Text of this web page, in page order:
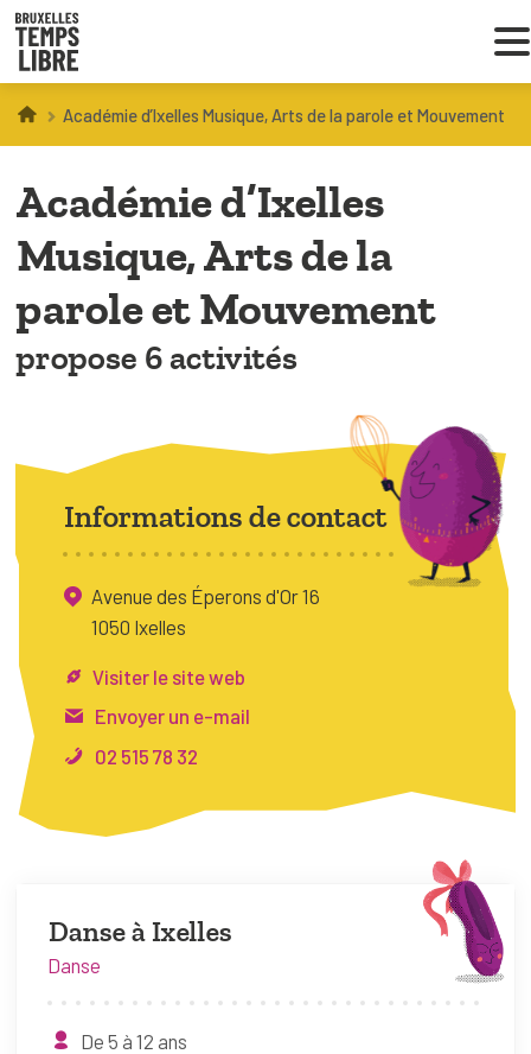
Infos parents
Droit au loisir
Coordinations ATL
VOUS CHERCHEZ DES ACTIVITÉS
Trouver une activité
Connexion
Bruxelles Temps Libre
Académie d’Ixelles Musique, Arts de la parole et Mouvement
Académie d’Ixelles
Musique, Arts de la
parole et Mouvement
propose 6 activités
Danse à Ixelles
Danse
De 5 à 12 ans
Informations de contact
Avenue des Éperons d'Or 16
1050 Ixelles
Visiter le site web
Envoyer un e-mail
02 515 78 32